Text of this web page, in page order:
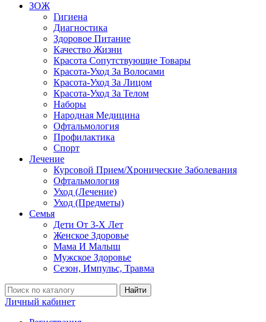
ЗОЖ
Гигиена
Диагностика
Здоровое Питание
Качество Жизни
Красота Сопутствующие Товары
Красота-Уход За Волосами
Красота-Уход За Лицом
Красота-Уход За Телом
Наборы
Народная Медицина
Офтальмология
Профилактика
Спорт
Лечение
Курсовой Прием/Хронические Заболевания
Офтальмология
Уход (Лечение)
Уход (Предметы)
Семья
Дети От 3-Х Лет
Женское Здоровье
Мама И Малыш
Мужское Здоровье
Сезон, Импульс, Травма
Найти
Личный кабинет